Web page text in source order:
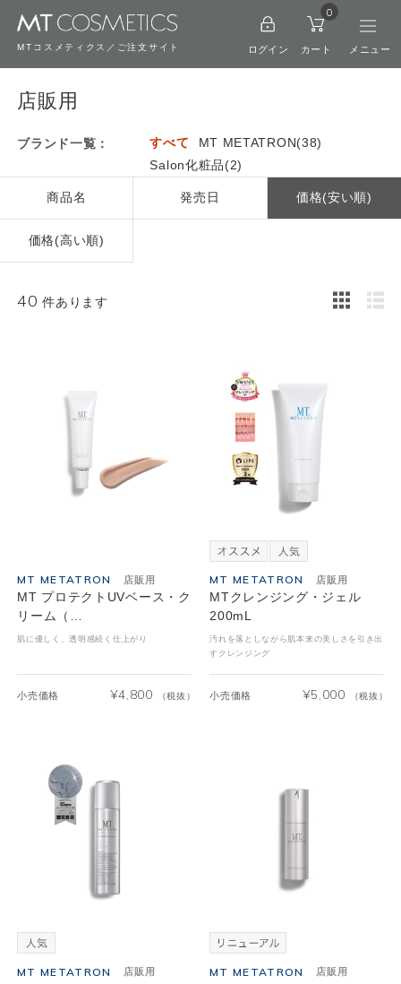
MTコスメティクス／ご注文サイト ログイン カート
0
店販用
ブランド一覧： すべて
MT METATRON(38)
Salon化粧品(2)
商品名 発売日 価格(安い順)
価格(高い順)
40 件あります
MT METATRON 店販用
MT プロテクトUVベース・ク
リーム（…
肌に優しく、透明感続く仕上がり
小売価格 ¥4,800 （税抜）
MT METATRON 店販用
MTクレンジング・ジェル
200mL
汚れを落としながら肌本来の美しさを引き出
すクレンジング
小売価格 ¥5,000 （税抜）
MT METATRON 店販用 MT METATRON 店販用